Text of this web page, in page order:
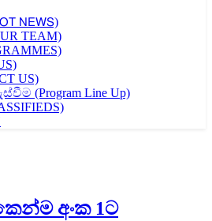
𝖭𝖤𝖶𝖲)
TEAM)
US)
(Program Line Up)
අංක 1ට